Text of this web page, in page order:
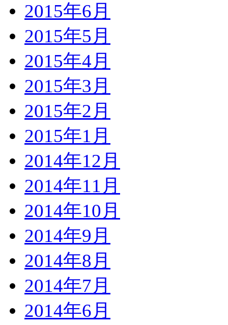
2015年6月
2015年5月
2015年4月
2015年3月
2015年2月
2015年1月
2014年12月
2014年11月
2014年10月
2014年9月
2014年8月
2014年7月
2014年6月